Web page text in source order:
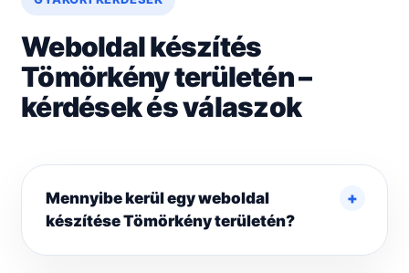
Weboldal készítés
Tömörkény területén –
kérdések és válaszok
Mennyibe kerül egy weboldal
készítése Tömörkény területén?